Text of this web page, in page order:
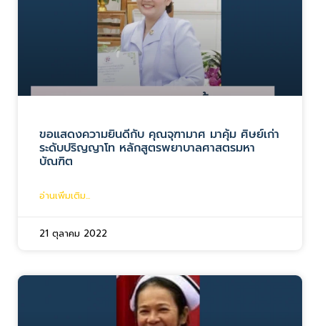
ขอแสดงความยินดีกับ คุณจุฑามาศ มาคุ้ม ศิษย์เก่า
ระดับปริญญาโท หลักสูตรพยาบาลศาสตรมหา
บัณฑิต
อ่านเพิ่มเติม...
21 ตุลาคม 2022